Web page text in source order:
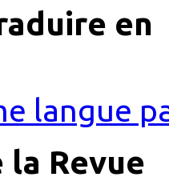
en
langue
la Revue